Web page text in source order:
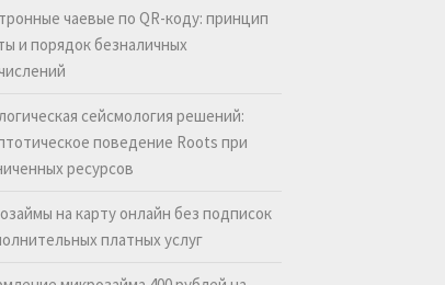
чаевые по QR-коду: принцип
и порядок безналичных
сейсмология решений:
поведение Roots при
ресурсов
на карту онлайн без подписок
платных услуг